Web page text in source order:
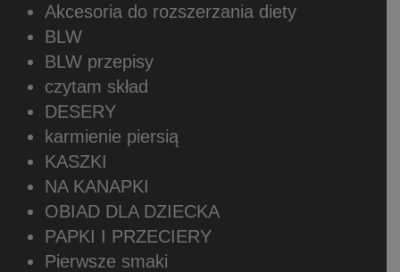
Akcesoria do rozszerzania diety
BLW
BLW przepisy
czytam skład
DESERY
karmienie piersią
KASZKI
NA KANAPKI
OBIAD DLA DZIECKA
PAPKI I PRZECIERY
Pierwsze smaki